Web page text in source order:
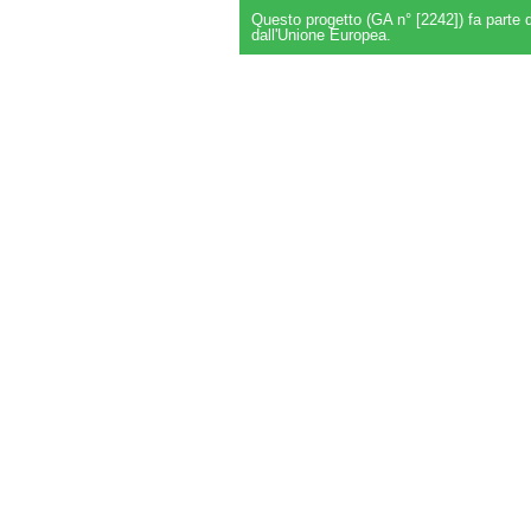
Questo progetto (GA n° [2242]) fa
dall'Unione Europea.